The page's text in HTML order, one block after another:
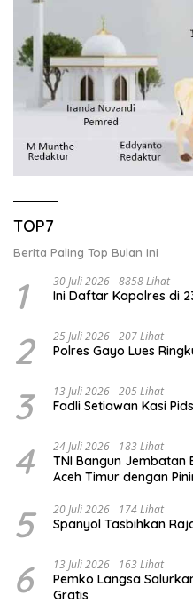
TOP7
Berita Paling Top Bulan Ini
1 30 Juli 2026 8858 Lihat
Ini Daftar Kapolres di
2 25 Juli 2026 207 Lihat
Polres Gayo Lues
3 13 Juli 2026 205 Lihat
Fadli Setiawan Kasi
4 24 Juli 2026 183 Lihat
TNI Bangun Jembatan
Aceh Timur dengan
5 20 Juli 2026 174 Lihat
Spanyol Tasbihkan
6 13 Juli 2026 163 Lihat
Pemko Langsa
Gratis